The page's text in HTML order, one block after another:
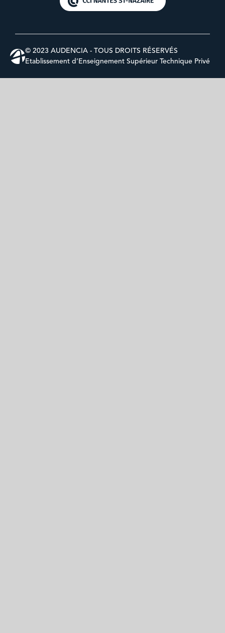
© 2023 AUDENCIA - TOUS DROITS RÉSERVÉS
Etablissement d’Enseignement Supérieur Technique Privé